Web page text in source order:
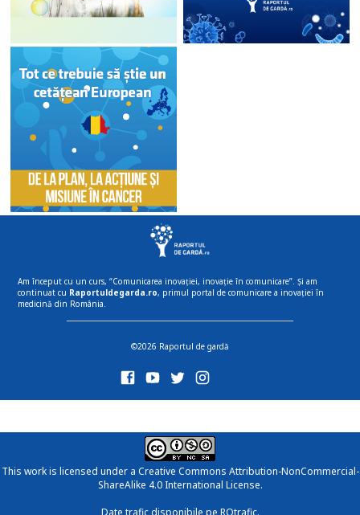
Am început cu un curs, “Comunicarea inovației, inovație în comunicare”. Și am
continuat cu Raportuldegarda.ro, primul portal de comunicare a inovației în
medicină din România.
©2026 Raportul de gardă
This work is licensed under a Creative Commons Attribution-NonCommercial-
ShareAlike 4.0 International License.